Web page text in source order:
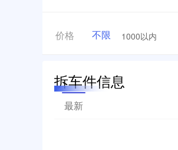
价格 不限 1000以内
拆车件信息
最新